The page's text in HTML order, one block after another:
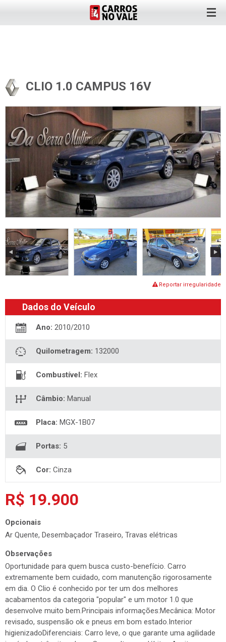
CLIO 1.0 CAMPUS 16V
Reportar irregularidade
Dados do Veículo
Ano:2010/2010
Quilometragem:132000
Combustível:Flex
Câmbio:Manual
Placa:MGX-1B07
Portas:5
Cor:Cinza
R$ 19.900
Opcionais
Ar Quente, Desembaçador Traseiro, Travas elétricas
Observações
Oportunidade para quem busca custo-benefício. Carro
extremamente bem cuidado, com manutenção rigorosamente
em dia. O Clio é conhecido por ter um dos melhores
acabamentos da categoria "popular" e um motor 1.0 que
desenvolve muito bem.Principais informações:Mecânica: Motor
revisado, suspensão ok e pneus em bom estado.Interior